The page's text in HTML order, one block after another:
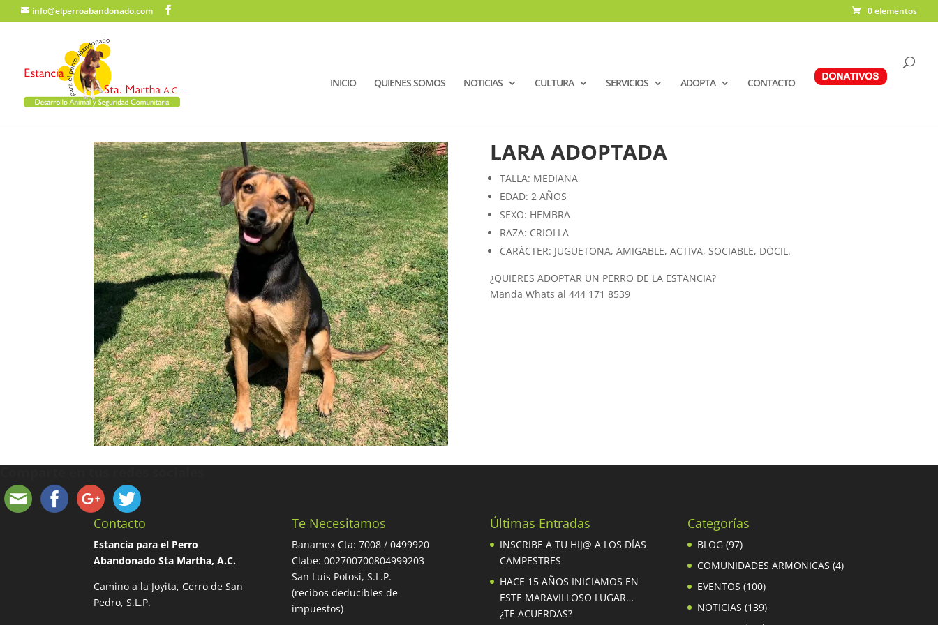
info@elperroabandonado.com 0 elementos
INICIO QUIENES SOMOS NOTICIAS CULTURA SERVICIOS ADOPTA CONTACTO
LARA ADOPTADA
TALLA: MEDIANA
EDAD: 2 AÑOS
SEXO: HEMBRA
RAZA: CRIOLLA
CARÁCTER: JUGUETONA, AMIGABLE, ACTIVA, SOCIABLE, DÓCIL.
¿QUIERES ADOPTAR UN PERRO DE LA ESTANCIA?
Manda Whats al 444 171 8539
Contacto
Estancia para el Perro
Abandonado Sta Martha, A.C.
Camino a la Joyita, Cerro de San
Pedro, S.L.P.
Te Necesitamos
Banamex Cta: 7008 / 0499920
Clabe: 002700700804999203
San Luis Potosí, S.L.P.
(recibos deducibles de
impuestos)
Últimas Entradas
INSCRIBE A TU HIJ@ A LOS DÍAS
CAMPESTRES
HACE 15 AÑOS INICIAMOS EN
ESTE MARAVILLOSO LUGAR…
¿TE ACUERDAS?
Categorías
BLOG (97)
COMUNIDADES ARMONICAS (4)
EVENTOS (100)
NOTICIAS (139)